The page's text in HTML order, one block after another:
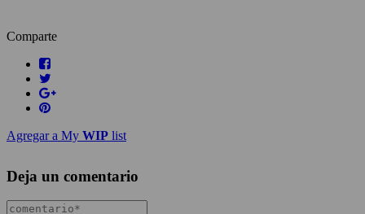
Comparte
Agregar a My WIP list
Deja un comentario